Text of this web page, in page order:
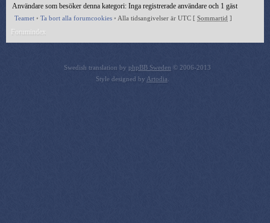
Användare som besöker denna kategori: Inga registrerade användare och 1 gäst
Teamet • Ta bort alla forumcookies • Alla tidsangivelser är UTC [ Sommartid ]
Forumindex
Swedish translation by phpBB Sweden © 2006-2013
Style designed by Artodia